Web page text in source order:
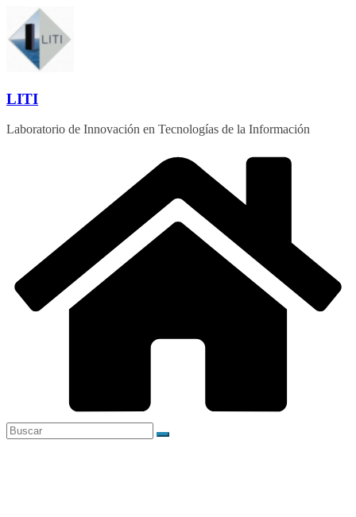
Saltar
contenido
LITI
Laboratorio de Innovación en Tecnologías de la Información